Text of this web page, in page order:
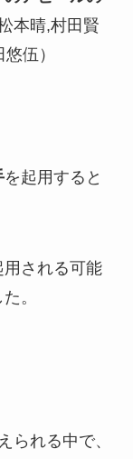
本晴,村田賢
伍）
を起用すると
される可能
。
られる中で、